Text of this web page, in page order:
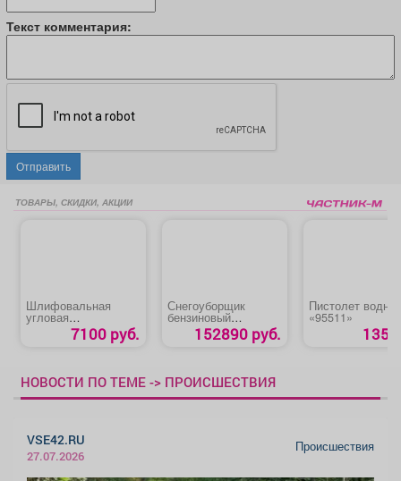
Текст комментария:
Отправить
ТОВАРЫ, СКИДКИ, АКЦИИ
Шлифовальная
угловая
аккумуляторная
машина «MTX-AGB-
7100 руб.
Снегоуборщик
бензиновый
«CHAMPION
STT1170E» на
152890 руб.
Пистолет
«95511»
135
НОВОСТИ ПО ТЕМЕ -> ПРОИСШЕСТВИЯ
VSE42.RU
27.07.2026
Происшествия